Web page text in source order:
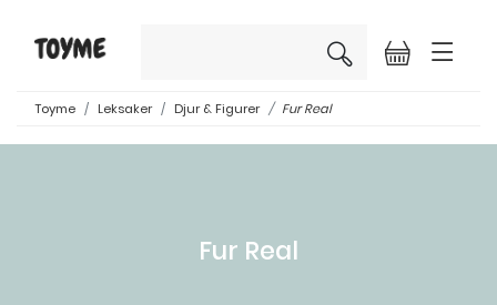
×
Toyme Leksaker Djur & Figurer Fur Real
Fur Real